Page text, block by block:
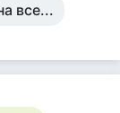
все...